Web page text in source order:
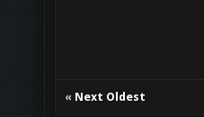
« Next Oldest